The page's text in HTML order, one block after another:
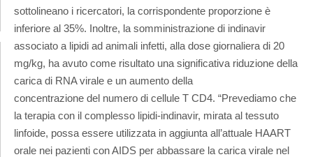
sottolineano i ricercatori, la corrispondente proporzione è
inferiore al 35%. Inoltre, la somministrazione di indinavir
associato a lipidi ad animali infetti, alla dose giornaliera di 20
mg/kg, ha avuto come risultato una significativa riduzione della
carica di RNA virale e un aumento della
concentrazione del numero di cellule T CD4. “Prevediamo che
la terapia con il complesso lipidi-indinavir, mirata al tessuto
linfoide, possa essere utilizzata in aggiunta all’attuale HAART
orale nei pazienti con AIDS per abbassare la carica virale nel